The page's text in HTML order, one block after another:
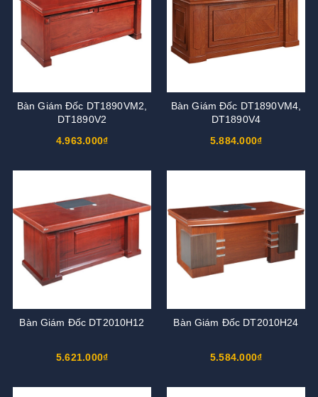
Bàn Giám Đốc DT1890VM2,
DT1890V2
4.963.000₫
Bàn Giám Đốc DT1890VM4,
DT1890V4
5.884.000₫
Bàn Giám Đốc DT2010H12
5.621.000₫
Bàn Giám Đốc DT2010H24
5.584.000₫